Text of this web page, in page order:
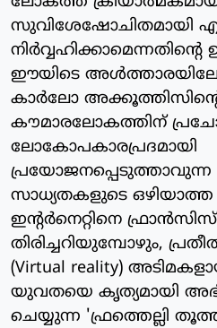
സുവിശേഷോചിതമായി
ഈയിടെ
കാര്‍ലോ
കൗമാരലോകത്തിന്
ലോകോപകാരപ്രദമായി
സാധ്യതകളുടെ
ഇന്റര്‍നെറ്റിനെ ഫ്രാന്‍സിസ്
തിരിച്ചറിയുമ്പോഴും,
(Virtual reality)
യുവതയെ കൃത്യമായി
ചെയ്യുന്ന 'ഫ്രത്തെല്ലി